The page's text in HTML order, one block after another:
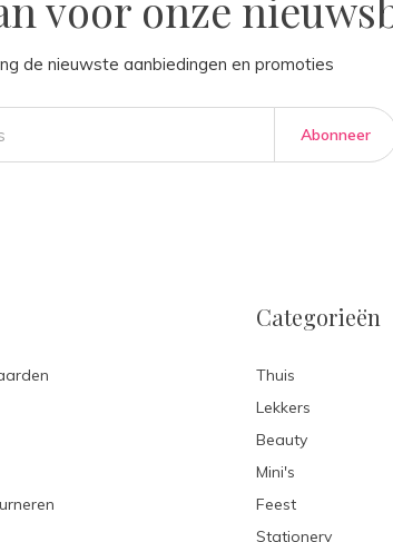
de nieuwste aanbiedingen en promoties
Abonneer
Categorieën
Thuis
Lekkers
Beauty
Mini's
Feest
Stationery